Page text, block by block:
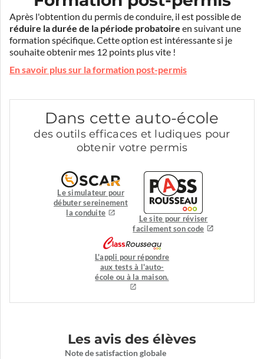
Après l'obtention du permis de conduire, il est possible de
réduire la durée de la période probatoire en suivant une
formation spécifique. Cette option est intéressante si je
souhaite obtenir mes 12 points plus vite !
En savoir plus sur la formation post-permis
Dans cette auto-école
des outils efficaces et ludiques pour
obtenir votre permis
Le simulateur pour
débuter sereinement
la conduite
Le site pour réviser
facilement son code
L'appli pour répondre
aux tests à l'auto-
école ou à la maison.
Les avis des élèves
Note de satisfaction globale